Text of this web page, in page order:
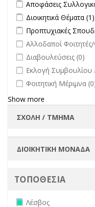
Apply Αποφάσεις
Αποφάσεις
Apply Διοικητικά
Διοικητικά Θέματα (1)
Apply Προπτυχιακές
Προπτυχιακές
undefined
Αλλοδαποί Φοιτητές/
undefined
Διαβουλεύσεις (0)
undefined
Εκλογή Συμβουλίου
undefined
Φοιτητική Μέριμνα
Show more
ΤΟΠΟΘΕΣΙΑ
Remove Λέσβος filter
Λέσβος